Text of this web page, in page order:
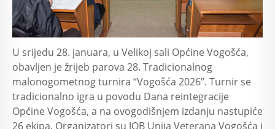
U srijedu 28. januara, u Velikoj sali Općine Vogošća,
obavljen je žrijeb parova 28. Tradicionalnog
malonogometnog turnira “Vogošća 2026”. Turnir se
tradicionalno igra u povodu Dana reintegracije
Općine Vogošća, a na ovogodišnjem izdanju nastupiće
26 ekipa. Organizatori su JOB Unija Veterana Vogošća i